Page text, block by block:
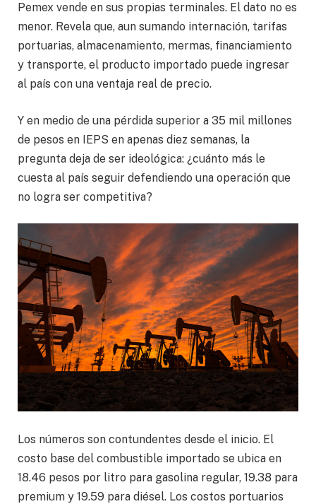
Pemex vende en sus propias terminales. El dato no es
menor. Revela que, aun sumando internación, tarifas
portuarias, almacenamiento, mermas, financiamiento
y transporte, el producto importado puede ingresar
al país con una ventaja real de precio.
Y en medio de una pérdida superior a 35 mil millones
de pesos en IEPS en apenas diez semanas, la
pregunta deja de ser ideológica: ¿cuánto más le
cuesta al país seguir defendiendo una operación que
no logra ser competitiva?
Los números son contundentes desde el inicio. El
costo base del combustible importado se ubica en
18.46 pesos por litro para gasolina regular, 19.38 para
premium y 19.59 para diésel. Los costos portuarios